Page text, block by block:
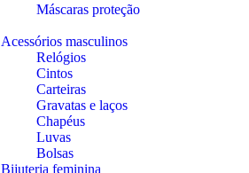
Máscaras proteção
Acessórios masculinos
Relógios
Cintos
Carteiras
Gravatas e laços
Chapéus
Luvas
Bolsas
Bijuteria feminina